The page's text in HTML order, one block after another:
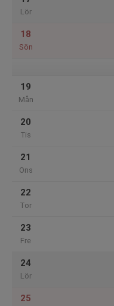
Lör
18
Sön
19
Mån
20
Tis
21
Ons
22
Tor
23
Fre
24
Lör
25